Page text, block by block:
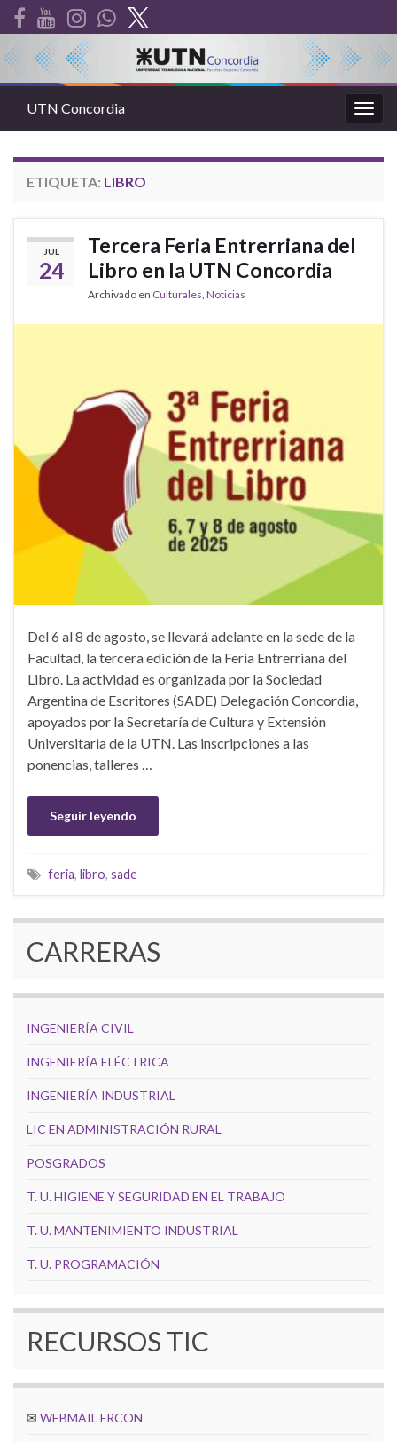
la
UTN Concordia
ETIQUETA: LIBRO
JUL
24
Tercera Feria Entrerriana del
Libro en la UTN Concordia
Archivado en Culturales Noticias
Del 6 al 8 de agosto, se llevará adelante en la sede de la
Facultad, la tercera edición de la Feria Entrerriana del
Libro. La actividad es organizada por la Sociedad
Argentina de Escritores (SADE) Delegación Concordia,
apoyados por la Secretaría de Cultura y Extensión
Universitaria de la UTN. Las inscripciones a las
ponencias, talleres …
Seguir leyendo
feria, libro, sade
CARRERAS
INGENIERÍA CIVIL
INGENIERÍA ELÉCTRICA
INGENIERÍA INDUSTRIAL
LIC EN ADMINISTRACIÓN RURAL
POSGRADOS
T. U. HIGIENE Y SEGURIDAD EN EL TRABAJO
T. U. MANTENIMIENTO INDUSTRIAL
T. U. PROGRAMACIÓN
RECURSOS TIC
✉ WEBMAIL FRCON